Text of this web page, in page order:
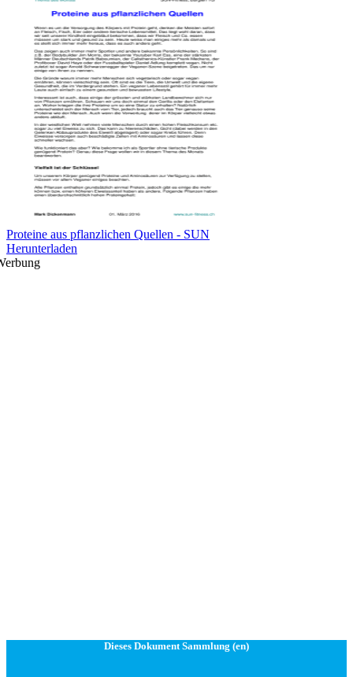
Proteine aus pflanzlichen Quellen - SUN
Herunterladen
Dieses Dokument Sammlung (en)